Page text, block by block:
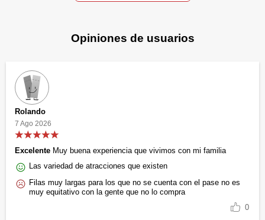
Opiniones de usuarios
Rolando
7 Ago 2026
Excelente Muy buena experiencia que vivimos con mi familia
Las variedad de atracciones que existen
Filas muy largas para los que no se cuenta con el pase no es
muy equitativo con la gente que no lo compra
0